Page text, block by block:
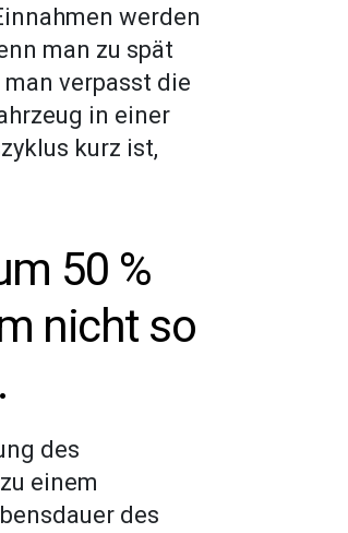
werden
man zu spät
verpasst die
in einer
kurz ist,
50 %
nicht so
des
einem
des